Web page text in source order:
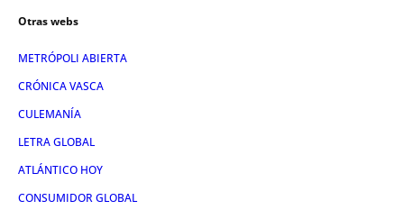
Otras webs
METRÓPOLI ABIERTA
CRÓNICA VASCA
CULEMANÍA
LETRA GLOBAL
ATLÁNTICO HOY
CONSUMIDOR GLOBAL